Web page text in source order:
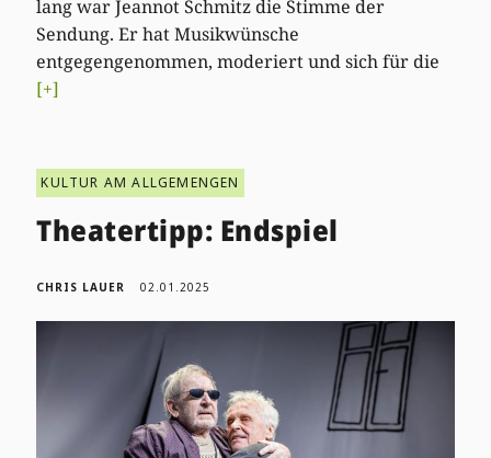
lang war Jeannot Schmitz die Stimme der
Sendung. Er hat Musikwünsche
entgegengenommen, moderiert und sich für die
[+]
KULTUR AM ALLGEMENGEN
Theatertipp: Endspiel
CHRIS LAUER 02.01.2025